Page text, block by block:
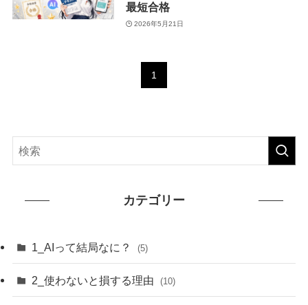
最短合格
2026年5月21日
1
カテゴリー
1_AIって結局なに？ (5)
2_使わないと損する理由 (10)